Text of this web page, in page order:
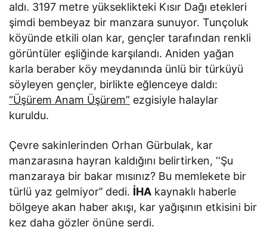
aldı. 3197 metre yükseklikteki Kısır Dağı etekleri
şimdi bembeyaz bir manzara sunuyor. Tunçoluk
köyünde etkili olan kar, gençler tarafından renkli
görüntüler eşliğinde karşılandı. Aniden yağan
karla beraber köy meydanında ünlü bir türküyü
söyleyen gençler, birlikte eğlenceye daldı:
“Üşürem Anam Üşürem” ezgisiyle halaylar
kuruldu.
Çevre sakinlerinden Orhan Gürbulak, kar
manzarasına hayran kaldığını belirtirken, ‘‘Şu
manzaraya bir bakar mısınız? Bu memlekete bir
türlü yaz gelmiyor’’ dedi. İHA kaynaklı haberle
bölgeye akan haber akışı, kar yağışının etkisini bir
kez daha gözler önüne serdi.